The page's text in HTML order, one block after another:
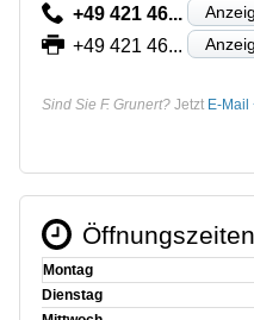
+49 421 46...
+49 421 46...
Sind Sie F. Grunert? Jetzt E-Mail
Öffnungszeiten
Montag
Dienstag